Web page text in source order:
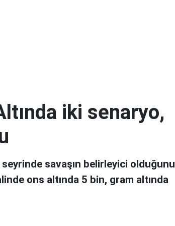
iki senaryo,
savaşın belirleyici olduğunu
ons altında 5 bin, gram altında